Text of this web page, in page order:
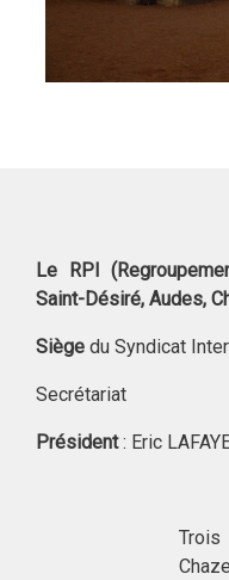
Le RPI
Saint-Désiré, Audes,
Siègedu Syndicat
Secrétariat
Président: Eric